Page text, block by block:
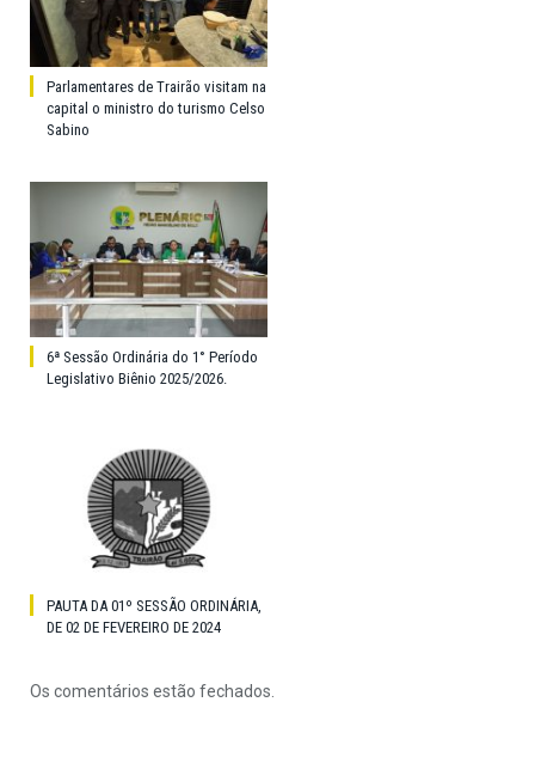
Parlamentares de Trairão visitam na
capital o ministro do turismo Celso
Sabino
6ª Sessão Ordinária do 1° Período
Legislativo Biênio 2025/2026.
PAUTA DA 01º SESSÃO ORDINÁRIA,
DE 02 DE FEVEREIRO DE 2024
Os comentários estão fechados.